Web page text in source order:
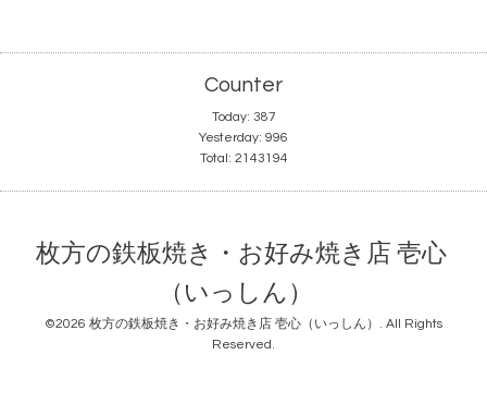
Counter
Today: 387
Yesterday: 996
Total: 2143194
枚方の鉄板焼き・お好み焼き店 壱心
（いっしん）
©2026 枚方の鉄板焼き・お好み焼き店 壱心（いっしん） . All Rights
Reserved.